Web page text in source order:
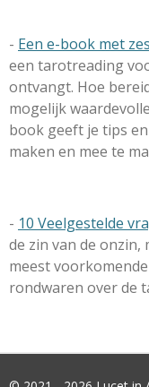
- Een e-book met
een tarotreading
ontvangt. Hoe
mogelijk
book geeft je tips
maken en mee te
- 10 Veelgestelde
de zin van de
meest
rondwaren over de